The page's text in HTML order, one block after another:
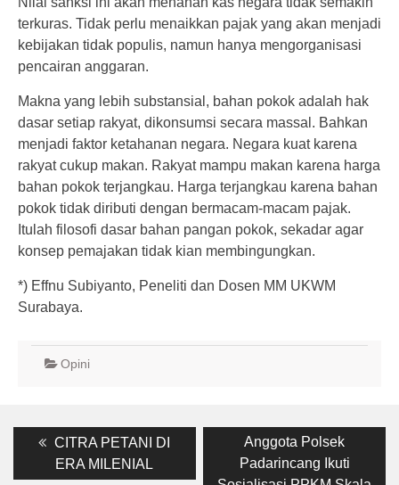
terkuras. Tidak perlu menaikkan pajak yang akan menjadi
kebijakan tidak populis, namun hanya mengorganisasi
pencairan anggaran.
Makna yang lebih substansial, bahan pokok adalah hak
dasar setiap rakyat, dikonsumsi secara massal. Bahkan
menjadi faktor ketahanan negara. Negara kuat karena
rakyat cukup makan. Rakyat mampu makan karena harga
bahan pokok terjangkau. Harga terjangkau karena bahan
pokok tidak diributi dengan bermacam-macam pajak.
Itulah filosofi dasar bahan pangan pokok, sekadar agar
konsep pemajakan tidak kian membingungkan.
*) Effnu Subiyanto, Peneliti dan Dosen MM UKWM
Surabaya.
Opini
Post
navigation
Previous
post:
CITRA PETANI DI
ERA MILENIAL
Next
post:
Anggota Polsek
Padarincang Ikuti